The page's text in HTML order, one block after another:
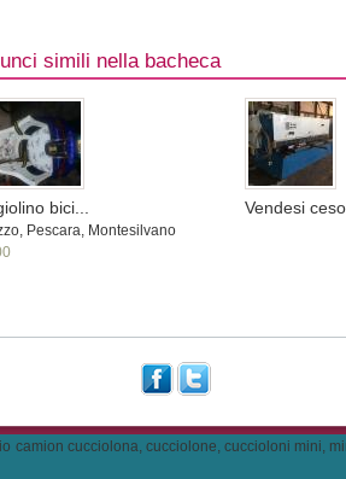
simili nella bacheca
bici...
Pescara, Montesilvano
Vendesi
cucciolona, cucciolone, cuccioloni